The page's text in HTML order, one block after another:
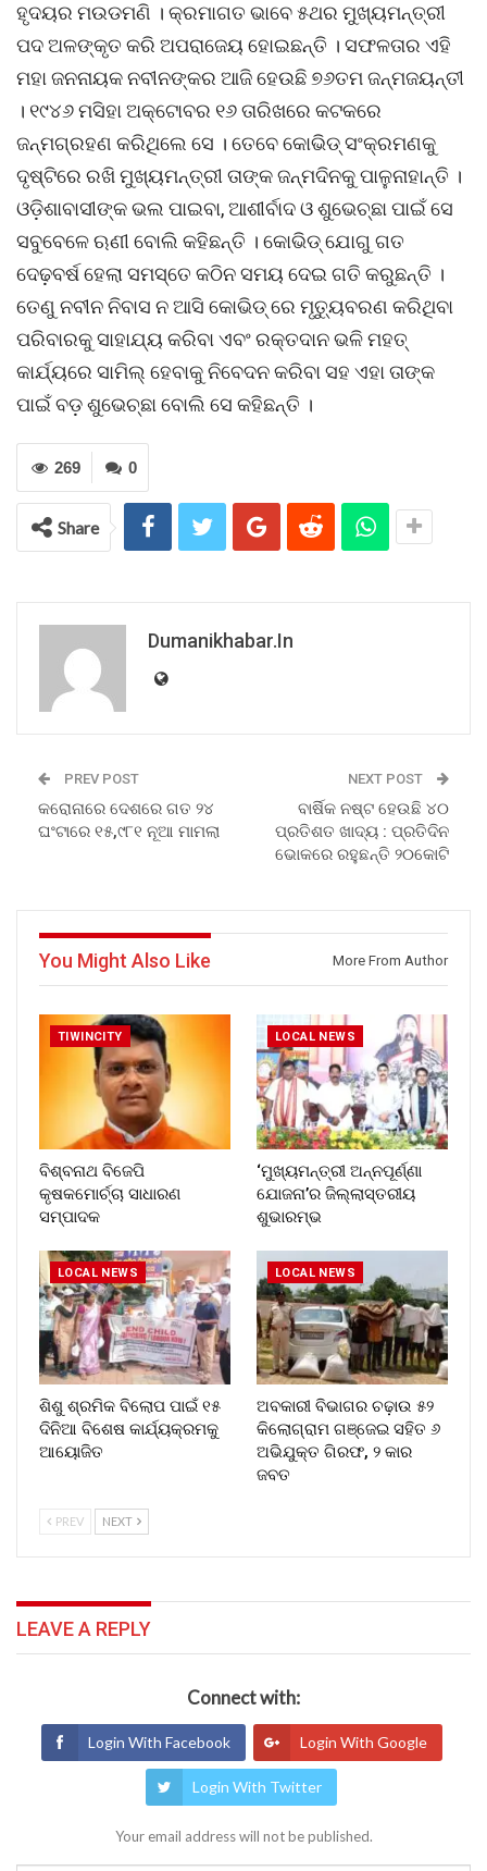
ହୃଦୟର ମଉଡମଣି । କ୍ରମାଗତ ଭାବେ ୫ଥର ମୁଖ୍ୟମନ୍ତ୍ରୀ
ପଦ ଅଳଙ୍କୃତ କରି ଅପରାଜେୟ ହୋଇଛନ୍ତି । ସଫଳତାର ଏହି
ମହା ଜନନାୟକ ନବୀନଙ୍କର ଆଜି ହେଉଛି ୭୬ତମ ଜନ୍ମଜୟନ୍ତୀ
। ୧୯୪୬ ମସିହା ଅକ୍ଟୋବର ୧୬ ତାରିଖରେ କଟକରେ
ଜନ୍ମଗ୍ରହଣ କରିଥିଲେ ସେ । ତେବେ କୋଭିଡ୍ ସଂକ୍ରମଣକୁ
ଦୃଷ୍ଟିରେ ରଖି ମୁଖ୍ୟମନ୍ତ୍ରୀ ତାଙ୍କ ଜନ୍ମଦିନକୁ ପାଳୁନାହାନ୍ତି ।
ଓଡ଼ିଶାବାସୀଙ୍କ ଭଲ ପାଇବା, ଆଶୀର୍ବାଦ ଓ ଶୁଭେଚ୍ଛା ପାଇଁ ସେ
ସବୁବେଳେ ଋଣୀ ବୋଲି କହିଛନ୍ତି । କୋଭିଡ୍ ଯୋଗୁ ଗତ
ଦେଢ଼ବର୍ଷ ହେଲା ସମସ୍ତେ କଠିନ ସମୟ ଦେଇ ଗତି କରୁଛନ୍ତି ।
ତେଣୁ ନବୀନ ନିବାସ ନ ଆସି କୋଭିଡ୍ ରେ ମୃତ୍ୟୁବରଣ କରିଥିବା
ପରିବାରକୁ ସାହାଯ୍ୟ କରିବା ଏବଂ ରକ୍ତଦାନ ଭଳି ମହତ୍
କାର୍ଯ୍ୟରେ ସାମିଲ୍ ହେବାକୁ ନିବେଦନ କରିବା ସହ ଏହା ତାଙ୍କ
ପାଇଁ ବଡ଼ ଶୁଭେଚ୍ଛା ବୋଲି ସେ କହିଛନ୍ତି ।
0
269
Share
Dumanikhabar.in
PREV POST
କରୋନାରେ ଦେଶରେ ଗତ ୨୪
ଘଂଟାରେ ୧୫,୯୮୧ ନୂଆ ମାମଲା
NEXT POST
ବାର୍ଷିକ ନଷ୍ଟ ହେଉଛି ୪୦
ପ୍ରତିଶତ ଖାଦ୍ୟ : ପ୍ରତିଦିନ
ଭୋକରେ ରହୁଛନ୍ତି ୨୦କୋଟି
You Might Also Like More From Author
TIWINCITY
ବିଶ୍ବନାଥ ବିଜେପି
କୃଷକମୋର୍ଚ୍ଚା ସାଧାରଣ
ସମ୍ପାଦକ
LOCAL NEWS
‘ମୁଖ୍ୟମନ୍ତ୍ରୀ ଅନ୍ନପୂର୍ଣ୍ଣା
ଯୋଜନା’ର ଜିଲ୍ଲାସ୍ତରୀୟ
ଶୁଭାରମ୍ଭ
LOCAL NEWS
ଶିଶୁ ଶ୍ରମିକ ବିଲୋପ ପାଇଁ ୧୫
ଦିନିଆ ବିଶେଷ କାର୍ଯ୍ୟକ୍ରମକୁ
ଆୟୋଜିତ
LOCAL NEWS
ଅବକାରୀ ବିଭାଗର ଚଢ଼ାଉ ୫୨
କିଲୋଗ୍ରାମ ଗଞ୍ଜେଇ ସହିତ ୬
ଅଭିଯୁକ୍ତ ଗିରଫ, ୨ କାର
ଜବତ
PREV NEXT
LEAVE A REPLY
Connect with:
Login With Facebook Login With Google
Login With Twitter
Your email address will not be published.